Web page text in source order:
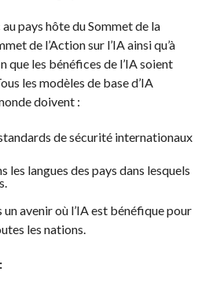
pays hôte du Sommet de la
de l’Action sur l’IA ainsi qu’à
que les bénéfices de l’IA soient
les modèles de base d’IA
doivent :
de sécurité internationaux
les langues des pays dans lesquels
avenir où l’IA est bénéfique pour
les nations.